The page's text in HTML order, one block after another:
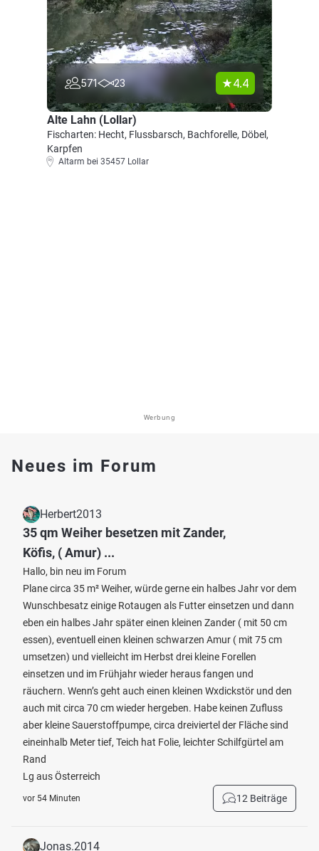
571 23 4.4
Alte Lahn (Lollar)
Fischarten: Hecht, Flussbarsch, Bachforelle, Döbel,
Karpfen
Altarm bei 35457 Lollar
Werbung
Neues im Forum
Herbert2013
35 qm Weiher besetzen mit Zander,
Köfis, ( Amur) ...
Hallo, bin neu im Forum
Plane circa 35 m² Weiher, würde gerne ein halbes Jahr vor dem
Wunschbesatz einige Rotaugen als Futter einsetzen und dann
eben ein halbes Jahr später einen kleinen Zander ( mit 50 cm
essen), eventuell einen kleinen schwarzen Amur ( mit 75 cm
umsetzen) und vielleicht im Herbst drei kleine Forellen
einsetzen und im Frühjahr wieder heraus fangen und
räuchern. Wenn’s geht auch einen kleinen Wxdickstör und den
auch mit circa 70 cm wieder hergeben. Habe keinen Zufluss
aber kleine Sauerstoffpumpe, circa dreiviertel der Fläche sind
eineinhalb Meter tief, Teich hat Folie, leichter Schilfgürtel am
Rand
Lg aus Österreich
vor 54 Minuten 12 Beiträge
Jonas.2014